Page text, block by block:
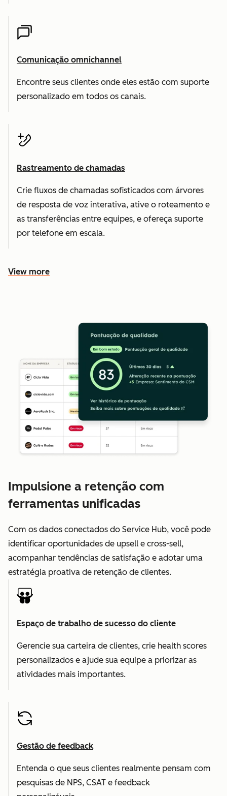
Comunicação omnichannel
Encontre seus clientes onde eles estão com suporte
personalizado em todos os canais.
Rastreamento de chamadas
Crie fluxos de chamadas sofisticados com árvores
de resposta de voz interativa, ative o roteamento e
as transferências entre equipes, e ofereça suporte
por telefone em escala.
View more
Impulsione a retenção com
ferramentas unificadas
Com os dados conectados do Service Hub, você pode
identificar oportunidades de upsell e cross-sell,
acompanhar tendências de satisfação e adotar uma
estratégia proativa de retenção de clientes.
Espaço de trabalho de sucesso do cliente
Gerencie sua carteira de clientes, crie health scores
personalizados e ajude sua equipe a priorizar as
atividades mais importantes.
Gestão de feedback
Entenda o que seus clientes realmente pensam com
pesquisas de NPS, CSAT e feedback